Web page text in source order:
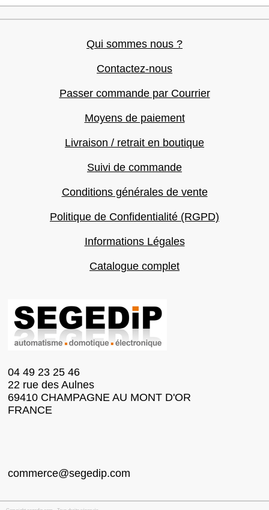
Qui sommes nous ?
Contactez-nous
Passer commande par Courrier
Moyens de paiement
Livraison / retrait en boutique
Suivi de commande
Conditions générales de vente
Politique de Confidentialité (RGPD)
Informations Légales
Catalogue complet
04 49 23 25 46
22 rue des Aulnes
69410 CHAMPAGNE AU MONT D'OR
FRANCE
commerce@segedip.com